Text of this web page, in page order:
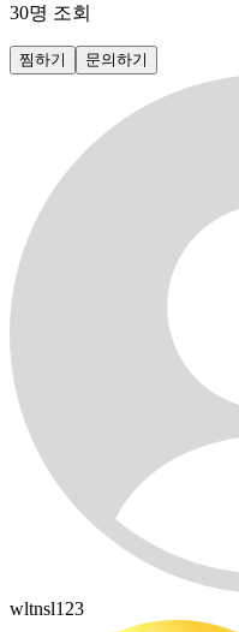
30명 조회
찜하기 문의하기
wltnsl123